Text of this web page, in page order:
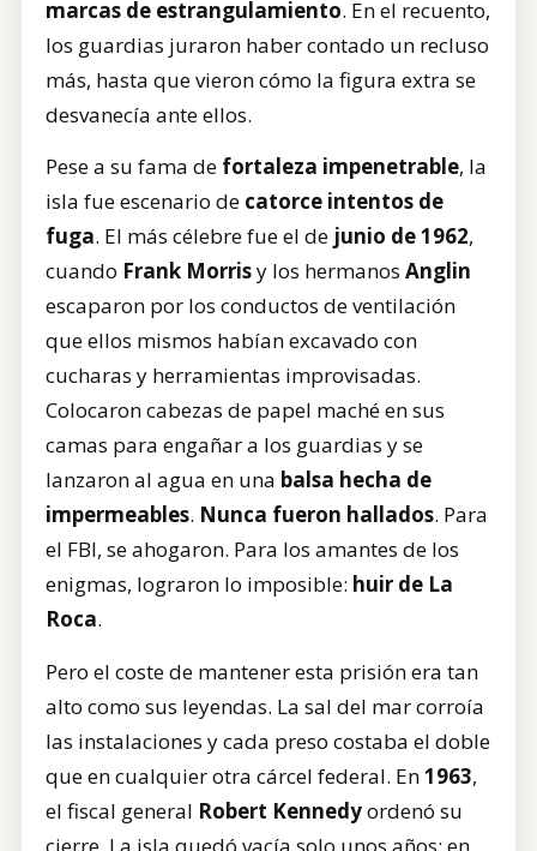
marcas de estrangulamiento. En el recuento,
los guardias juraron haber contado un recluso
más, hasta que vieron cómo la figura extra se
desvanecía ante ellos.
Pese a su fama de fortaleza impenetrable, la
isla fue escenario de catorce intentos de
fuga. El más célebre fue el de junio de 1962,
cuando Frank Morrisy los hermanos Anglin
escaparon por los conductos de ventilación
que ellos mismos habían excavado con
cucharas y herramientas improvisadas.
Colocaron cabezas de papel maché en sus
camas para engañar a los guardias y se
lanzaron al agua en una balsa hecha de
impermeables. Nunca fueron hallados. Para
el FBI, se ahogaron. Para los amantes de los
enigmas, lograron lo imposible: huir de La
Roca.
Pero el coste de mantener esta prisión era tan
alto como sus leyendas. La sal del mar corroía
las instalaciones y cada preso costaba el doble
que en cualquier otra cárcel federal. En1963,
el fiscal general Robert Kennedyordenó su
cierre. La isla quedó vacía solo unos años: en